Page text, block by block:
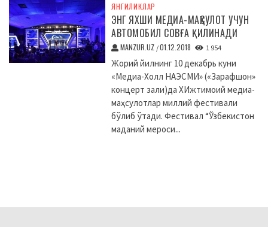
ЯНГИЛИКЛАР
ЭНГ ЯХШИ МЕДИА-МАҲСУЛОТ УЧУН
АВТОМОБИЛ СОВҒА ҚИЛИНАДИ
MANZUR.UZ /01.12.2018 1 954
Жорий йилнинг 10 декабрь куни
«Медиа-Холл НАЭСМИ» («Зарафшон»
концерт зали)да XИжтимоий медиа-
маҳсулотлар миллий фестивали
бўлиб ўтади. Фестивал “Ўзбекистон
маданий мероси...